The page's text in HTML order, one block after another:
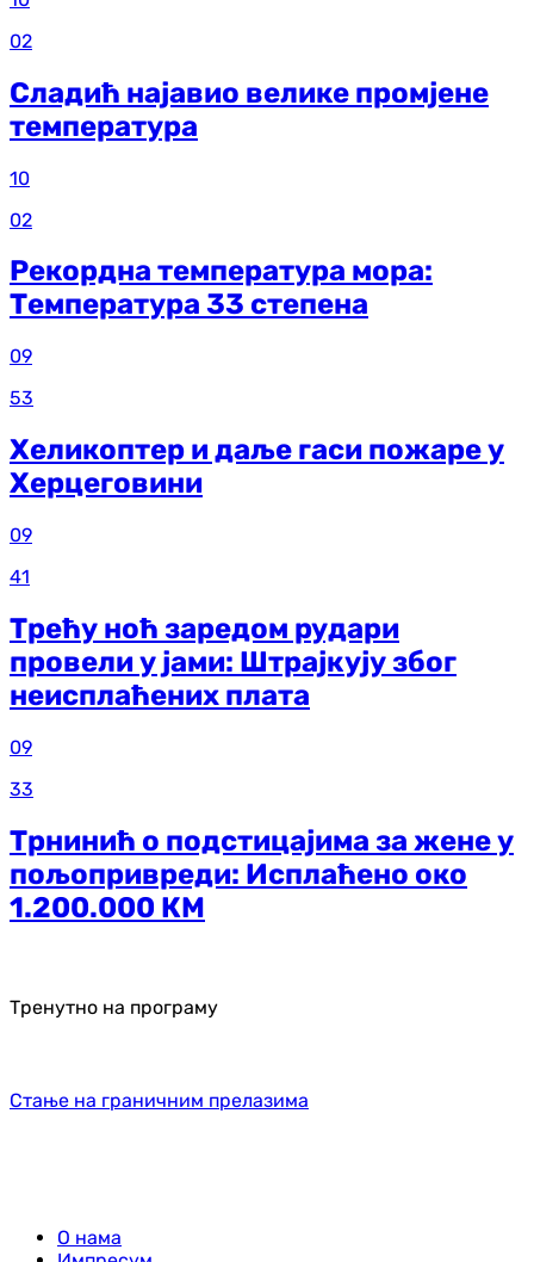
02
Сладић најавио велике промјене
температура
10
02
Рекордна температура мора:
Температура 33 степена
09
53
Хеликоптер и даље гаси пожаре у
Херцеговини
09
41
Трећу ноћ заредом рудари
провели у јами: Штрајкују због
неисплаћених плата
09
33
Трнинић о подстицајима за жене у
пољопривреди: Исплаћено око
1.200.000 КМ
Тренутно на програму
Стање на граничним прелазима
О нама